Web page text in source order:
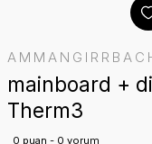
mainboard +
Therm3
0 puan - 0 yorum